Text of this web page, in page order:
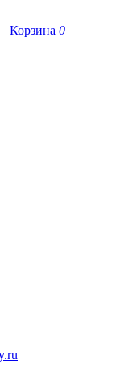
Корзина 0